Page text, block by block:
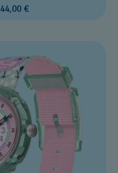
44,00 €